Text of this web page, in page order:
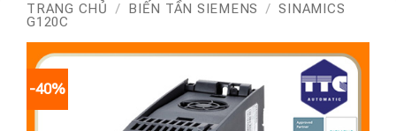
TRANG CHỦ / BIẾN TẦN SIEMENS / SINAMICS
G120C
-40%